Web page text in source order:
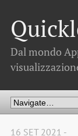
Dal mondo
16 SET 2021 -